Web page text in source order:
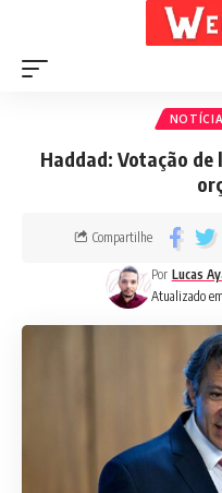
Haddad: Votação
Atualizado
Por Lucas
Compartilhe